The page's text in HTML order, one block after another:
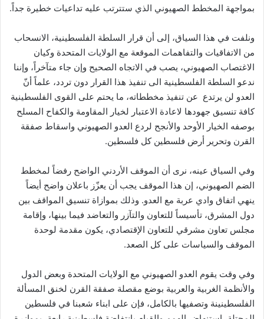
بمواجهة المخطط الصهيوني الذي ستترتب عليه تداعيات خطيرة جداً.
ونلفت في هذا السياق، إلى أن قرار السلطة الفلسطينية، الانسحاب
من الاتفاقيات والتفاهمات الموقعة مع الولايات المتحدة وكيان
الاغتصاب الصهيوني، يصب في الاتجاه الصحيح وإن جاء متآخراً، وإننا
ندعو السلطة الفلسطينية الى تنفيذ هذا القرار دون تردد، علماً أنّ
العدو لن يرتدع عن تنفيذ مخططاته، ما يحتم على القوى الفلسطينية
كافة تنسيق جهودها لاعادة الاعتبار لخيار المقاومة والكفاح المسلح
بوصفه الخيار الأوحد والأنجح لردع العدو الصهيوني واسقاط صفقة
القرن وتحرير أرض فلسطين كل فلسطين.
وفي السياق عينه، نرى أن الموقف الأردني الواضح رفضاً لمخطط
الضم الصهيوني، إن هذا الموقف يجب أن يعزّز باعلان واضح أيضاً
ينهي اتفاق وادي عربة مع العدو. وذلك بموازاة تنسيق المواقف بين
دول المشرق، تأسيساً للتعاون والتآزر والتعاضد فيما بينها، وإقامة
مجلس تعاون مشرقي للتعاون الإقتصادي، يكون مقدمة لوحدة
الموقف والسياسات على كل الصعد.
وفي وقت يقوم العدو الصهيوني مع الولايات المتحدة وبعض الدول
والأنظمة الغربية والعربية بوضع مقصلة صفقة القرن لخنق المسألة
الفلسطينينة وتصفيها بالكامل، فإن على ابناء شعبنا في فلسطين